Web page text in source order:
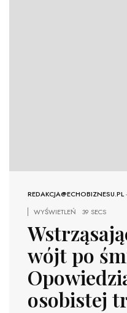
REDAKCJA@ECHOBIZNESU.PL-
WYŚWIETLEŃ
39 SECS
wójt po
osobistej